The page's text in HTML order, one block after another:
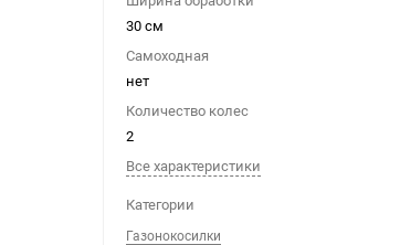
30 см
Самоходная
нет
Количество колес
2
Все характеристики
Категории
Газонокосилки